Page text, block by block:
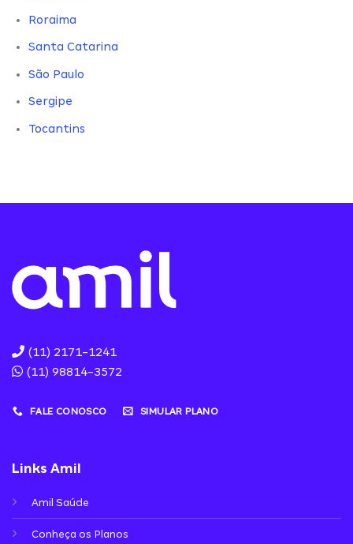
Roraima
Santa Catarina
São Paulo
Sergipe
Tocantins
(11) 2171-1241
(11) 98814-3572
FALE CONOSCO SIMULAR PLANO
Links Amil
Amil Saúde
Conheça os Planos